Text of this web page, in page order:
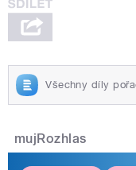
Všechny díly
mujRozhlas